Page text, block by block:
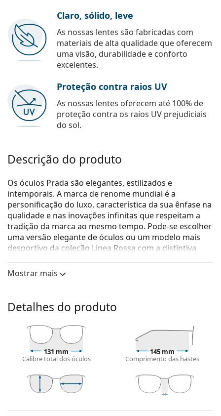
Claro, sólido, leve
As nossas lentes são fabricadas com
materiais de alta qualidade que oferecem
uma visão, durabilidade e conforto
excelentes.
Proteção contra raios UV
As nossas lentes oferecem até 100% de
proteção contra os raios UV prejudiciais
do sol.
Descrição do produto
Os óculos Prada são elegantes, estilizados e
intemporais. A marca de renome mundial é a
personificação do luxo, característica da sua ênfase na
qualidade e nas inovações infinitas que respeitam a
tradição da marca ao mesmo tempo. Pode-se escolher
uma versão elegante de óculos ou um modelo mais
desportivo da coleção Linea Rossa com a distintiva
com os óculos Prada serás sempre único e excecional.
Armações de óculos
com um tom de pele escuro e um cabelo castanho
escuro.
As armações quadradas são uma opção ideal para
quem tem uma forma de rosto redonda, oval ou
triangular.
As almofadas nasais ajustáveis permitem modificar
suavemente a posição e o ajuste dos óculos. As
Mostrar mais
Detalhes do produto
131 mm
Calibre total dos óculos
145 mm
Comprimento das hastes
Comprimento Calibre do Ponte